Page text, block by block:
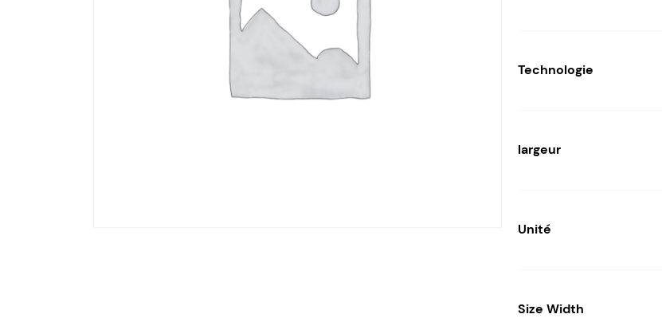
Technologie
largeur
Unité
Size Width